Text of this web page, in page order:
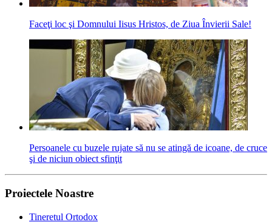
Faceţi loc şi Domnului Iisus Hristos, de Ziua Învierii Sale!
Persoanele cu buzele rujate să nu se atingă de icoane, de cruce
şi de niciun obiect sfinţit
Proiectele Noastre
Tineretul Ortodox